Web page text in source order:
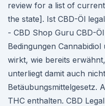
review for a list of
the state]. Ist CBD-Öl
- CBD Shop Guru CBD-
Bedingungen
wirkt, wie bereits
unterliegt damit auch
Betäubungsmittelgesetz.
THC enthalten. CBD